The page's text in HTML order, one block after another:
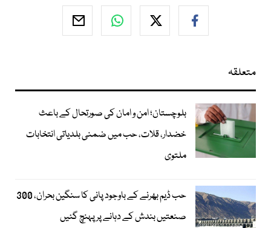
متعلقہ
بلوچستان؛ امن و امان کی صورتحال کے باعث
خضدار، قلات، حب میں ضمنی بلدیاتی انتخابات
ملتوی
حب ڈیم بھرنے کے باوجود پانی کا سنگین بحران، 300
صنعتیں بندش کے دہانے پر پہنچ گئیں